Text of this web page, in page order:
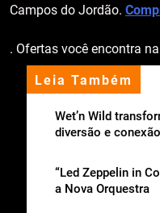
Leia Também
Wet’n Wild
diversão e conexão
“Led Zeppelin in
a Nova Orquestra
Campos do Jordão.
. Ofertas você encontra na